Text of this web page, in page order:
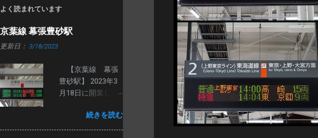
よく読まれています
京葉線 幕張豊砂駅
更新日： 3/18/2023
【京葉線 幕張
豊砂駅】 2023年3
月18日に開業し
発車標です。 ２番
線ホームは、路線
続きを読む